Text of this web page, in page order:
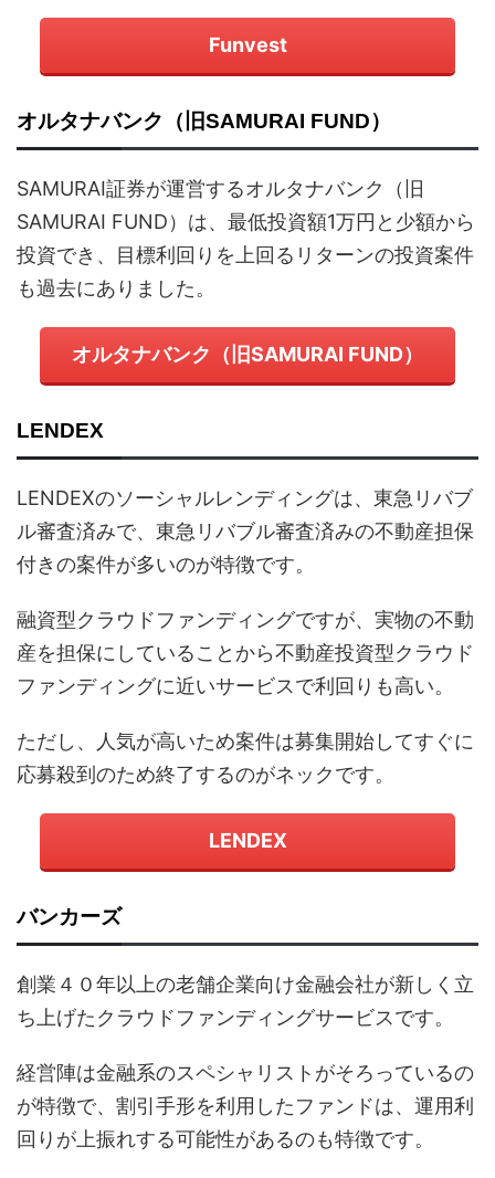
Funvest
オルタナバンク（旧SAMURAI FUND）
SAMURAI証券が運営するオルタナバンク（旧
SAMURAI FUND）は、最低投資額1万円と少額から
投資でき、目標利回りを上回るリターンの投資案件
も過去にありました。
オルタナバンク（旧SAMURAI FUND）
LENDEX
LENDEXのソーシャルレンディングは、東急リバブ
ル審査済みで、東急リバブル審査済みの不動産担保
付きの案件が多いのが特徴です。
融資型クラウドファンディングですが、実物の不動
産を担保にしていることから不動産投資型クラウド
ファンディングに近いサービスで利回りも高い。
ただし、人気が高いため案件は募集開始してすぐに
応募殺到のため終了するのがネックです。
LENDEX
バンカーズ
創業４０年以上の老舗企業向け金融会社が新しく立
ち上げたクラウドファンディングサービスです。
経営陣は金融系のスペシャリストがそろっているの
が特徴で、割引手形を利用したファンドは、運用利
回りが上振れする可能性があるのも特徴です。